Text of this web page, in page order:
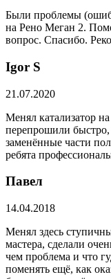
Были проблемы
на Рено Меган 2.
вопрос. Спасибо.
​Igor S
21.07.2020
Менял катализатор
перепрошили быстро,
заменённые части
ребята
Павел
14.04.2018
Менял здесь
мастера, сделали
чем проблема и что
поменять ещё, как